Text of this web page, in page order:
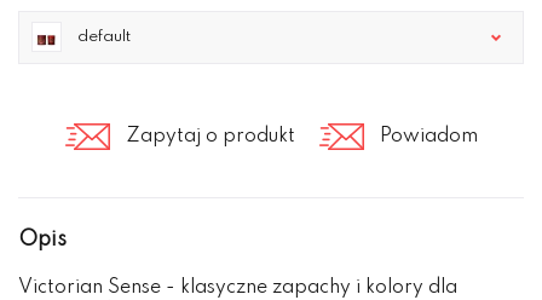
default
Zapytaj o produkt Powiadom
Opis
Victorian Sense - klasyczne zapachy i kolory dla